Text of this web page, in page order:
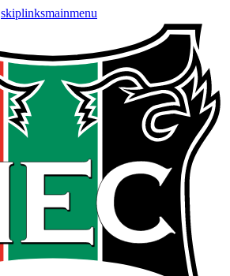
skiplinksmainmenu